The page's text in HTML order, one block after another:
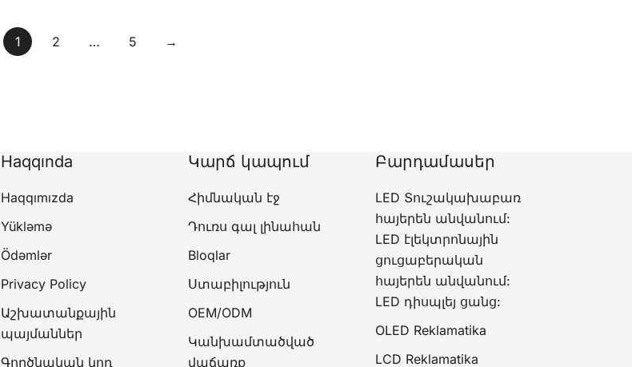
1 2 … 5 →
Haqqında
Haqqımızda
Yükləmə
Ödəmlər
Privacy Policy
Աշխատանքային
պայմաններ
Գործնական կոդ
Կարճ կապում
Հիմնական էջ
Դուռս գալ լինահան
Bloqlar
Ստաբիլություն
OEM/ODM
Կանխամտածված
վաճառք
Բարդամասեր
LED Տուշակախաբառ
հայերեն անվանում:
LED էլեկտրոնային
ցուցաբերական
հայերեն անվանում:
LED դիսպլեյ ցանց:
OLED Reklamatika
LCD Reklamatika